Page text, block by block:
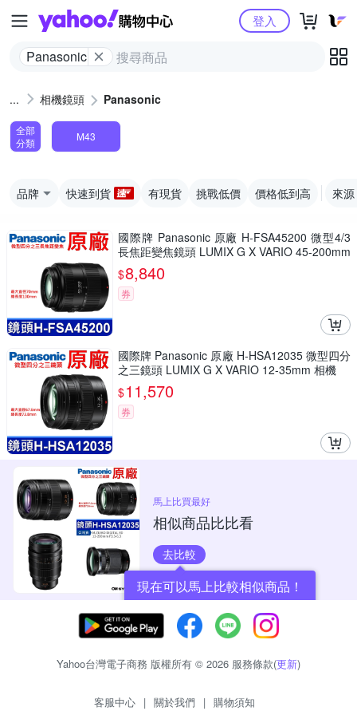
Yahoo購物中心
Panasonic
登入
相機鏡頭 Panasonic
全部
分類
M43
品牌 快速到貨 有現貨 挑戰低價 價格低到高 來源
國際牌 Panasonic 原廠 H-FSA45200 微型4/3
長焦距變焦鏡頭 LUMIX G X VARIO 45-200mm
單眼鏡頭 相機
$8,840
券
國際牌 Panasonic 原廠 H-HSA12035 微型四分
之三鏡頭 LUMIX G X VARIO 12-35mm 相機
$11,570
券
馬上比買最好
相似商品比比看
去比較
現在可以馬上比較相似商品！
Yahoo台灣電子商務 版權所有 © 2026 服務條款(更新)
客服中心 | 關於我們 | 購物須知